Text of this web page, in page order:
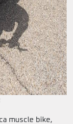
muscle bike,